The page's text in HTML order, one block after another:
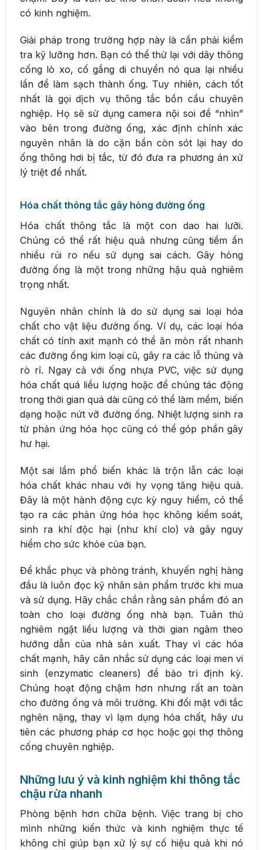
có kinh nghiệm.
Giải pháp trong trường hợp này là cần phải kiểm
tra kỹ lưỡng hơn. Bạn có thể thử lại với dây thông
cống lò xo, cố gắng di chuyển nó qua lại nhiều
lần để làm sạch thành ống. Tuy nhiên, cách tốt
nhất là gọi dịch vụ thông tắc bồn cầu chuyên
nghiệp. Họ sẽ sử dụng camera nội soi để “nhìn”
vào bên trong đường ống, xác định chính xác
nguyên nhân là do cặn bẩn còn sót lại hay do
ống thông hơi bị tắc, từ đó đưa ra phương án xử
lý triệt để nhất.
Hóa chất thông tắc gây hỏng đường ống
Hóa chất thông tắc là một con dao hai lưỡi.
Chúng có thể rất hiệu quả nhưng cũng tiềm ẩn
nhiều rủi ro nếu sử dụng sai cách. Gây hỏng
đường ống là một trong những hậu quả nghiêm
trọng nhất.
Nguyên nhân chính là do sử dụng sai loại hóa
chất cho vật liệu đường ống. Ví dụ, các loại hóa
chất có tính axit mạnh có thể ăn mòn rất nhanh
các đường ống kim loại cũ, gây ra các lỗ thủng và
rò rỉ. Ngay cả với ống nhựa PVC, việc sử dụng
hóa chất quá liều lượng hoặc để chúng tác động
trong thời gian quá dài cũng có thể làm mềm, biến
dạng hoặc nứt vỡ đường ống. Nhiệt lượng sinh ra
từ phản ứng hóa học cũng có thể góp phần gây
hư hại.
Một sai lầm phổ biến khác là trộn lẫn các loại
hóa chất khác nhau với hy vọng tăng hiệu quả.
Đây là một hành động cực kỳ nguy hiểm, có thể
tạo ra các phản ứng hóa học không kiểm soát,
sinh ra khí độc hại (như khí clo) và gây nguy
hiểm cho sức khỏe của bạn.
Để khắc phục và phòng tránh, khuyến nghị hàng
đầu là luôn đọc kỹ nhãn sản phẩm trước khi mua
và sử dụng. Hãy chắc chắn rằng sản phẩm đó an
toàn cho loại đường ống nhà bạn. Tuân thủ
nghiêm ngặt liều lượng và thời gian ngâm theo
hướng dẫn của nhà sản xuất. Thay vì các hóa
chất mạnh, hãy cân nhắc sử dụng các loại men vi
sinh (enzymatic cleaners) để bảo trì định kỳ.
Chúng hoạt động chậm hơn nhưng rất an toàn
cho đường ống và môi trường. Khi đối mặt với tắc
nghẽn nặng, thay vì lạm dụng hóa chất, hãy ưu
tiên các phương pháp cơ học hoặc gọi thợ thông
cống chuyên nghiệp.
Những lưu ý và kinh nghiệm khi thông tắc
chậu rửa nhanh
Phòng bệnh hơn chữa bệnh. Việc trang bị cho
mình những kiến thức và kinh nghiệm thực tế
không chỉ giúp bạn xử lý sự cố hiệu quả khi nó